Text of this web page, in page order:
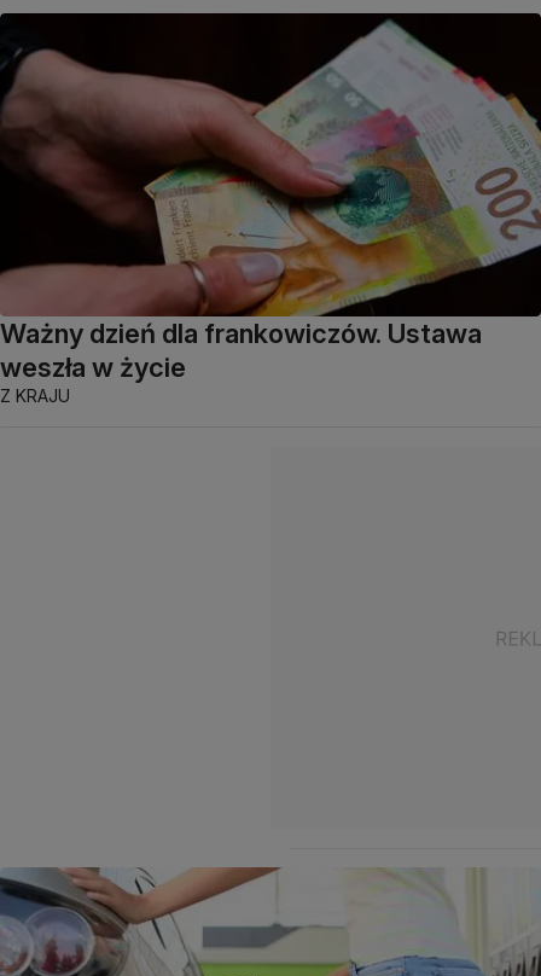
Ważny dzień dla frankowiczów. Ustawa
weszła w życie
Z KRAJU